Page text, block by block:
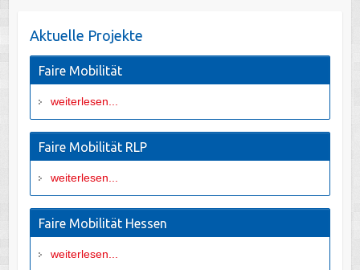
Aktuelle Projekte
Faire Mobilität
weiterlesen...
Faire Mobilität RLP
weiterlesen...
Faire Mobilität Hessen
weiterlesen...